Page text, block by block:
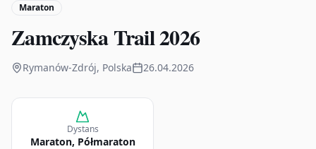
Maraton
Zamczyska Trail 2026
Rymanów-Zdrój, Polska 26.04.2026
Dystans
Maraton, Półmaraton